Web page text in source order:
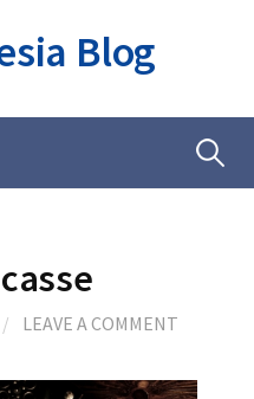
Blog
Ricerca
/ LEAVE A COMMENT